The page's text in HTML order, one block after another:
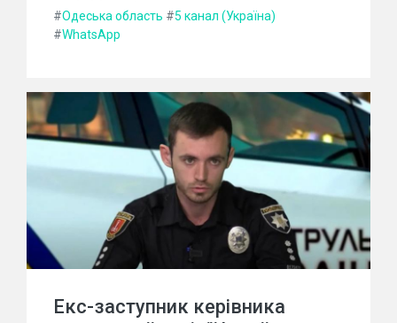
#Одеська область #5 канал (Україна)
#WhatsApp
Екс-заступник керівника